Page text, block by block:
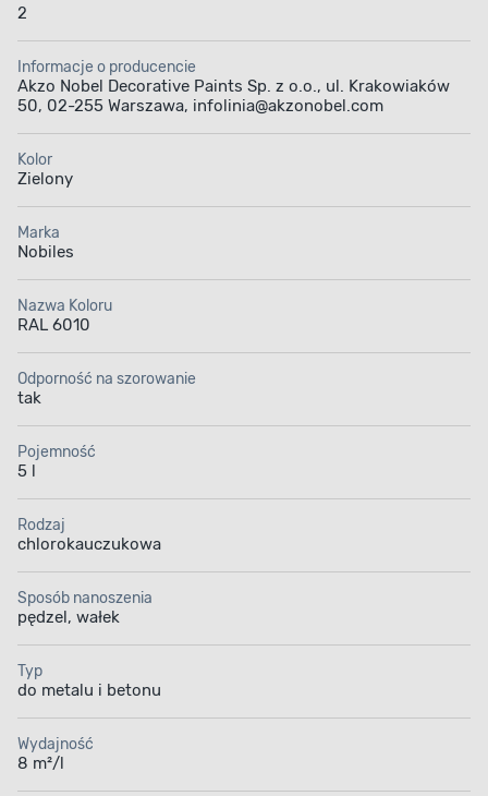
2
Informacje o producencie
Akzo Nobel Decorative Paints Sp. z o.o., ul. Krakowiaków
50, 02-255 Warszawa, infolinia@akzonobel.com
Kolor
Zielony
Marka
Nobiles
Nazwa Koloru
RAL 6010
Odporność na szorowanie
tak
Pojemność
5 l
Rodzaj
chlorokauczukowa
Sposób nanoszenia
pędzel, wałek
Typ
do metalu i betonu
Wydajność
8 m²/l